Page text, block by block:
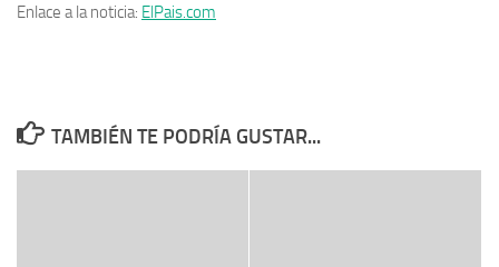
Enlace a la noticia: ElPais.com
TAMBIÉN TE PODRÍA GUSTAR...